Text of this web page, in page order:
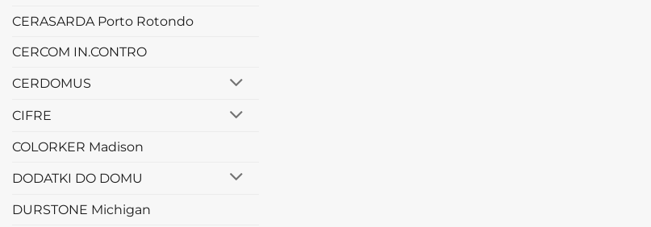
CERASARDA Porto Rotondo
CERCOM IN.CONTRO
CERDOMUS
CIFRE
COLORKER Madison
DODATKI DO DOMU
DURSTONE Michigan